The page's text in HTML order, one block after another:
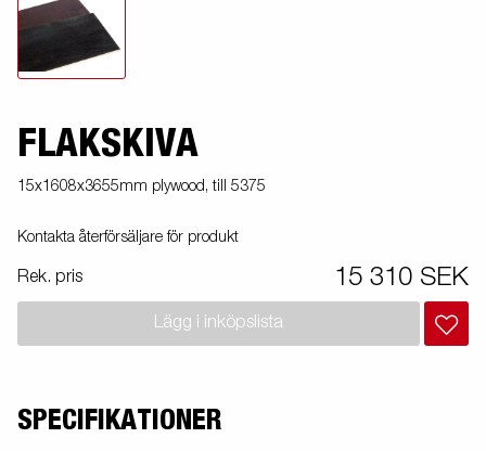
FLAKSKIVA
15x1608x3655mm plywood, till 5375
Kontakta återförsäljare för produkt
Rek. pris 15 310 SEK
Lägg i inköpslista
SPECIFIKATIONER